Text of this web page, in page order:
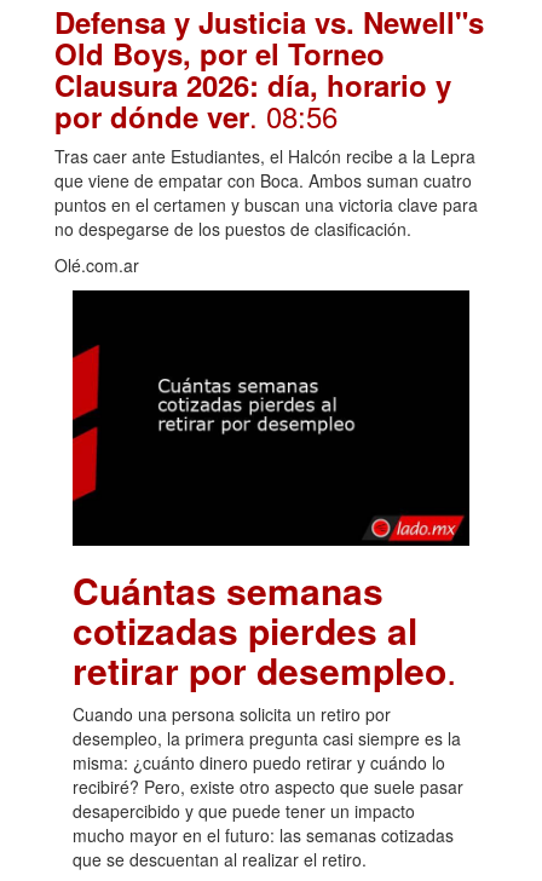
Defensa y Justicia vs. Newell"s
Old Boys, por el Torneo
Clausura 2026: día, horario y
por dónde ver. 08:56
Tras caer ante Estudiantes, el Halcón recibe a la Lepra
que viene de empatar con Boca. Ambos suman cuatro
puntos en el certamen y buscan una victoria clave para
no despegarse de los puestos de clasificación.
Olé.com.ar
Cuántas semanas
cotizadas pierdes al
retirar por desempleo.
Cuando una persona solicita un retiro por
desempleo, la primera pregunta casi siempre es la
misma: ¿cuánto dinero puedo retirar y cuándo lo
recibiré? Pero, existe otro aspecto que suele pasar
desapercibido y que puede tener un impacto
mucho mayor en el futuro: las semanas cotizadas
que se descuentan al realizar el retiro.